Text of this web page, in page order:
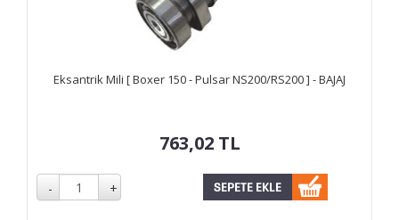
Eksantrik Mili [ Boxer 150 - Pulsar NS200/RS200 ] - BAJAJ
763,02 TL